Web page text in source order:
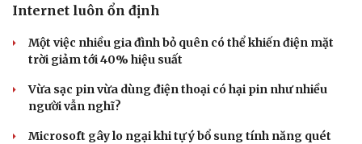
Internet luôn ổn định
Một việc nhiều gia đình bỏ quên có thể khiến điện mặt
trời giảm tới 40% hiệu suất
Vừa sạc pin vừa dùng điện thoại có hại pin như nhiều
người vẫn nghĩ?
Microsoft gây lo ngại khi tự ý bổ sung tính năng quét